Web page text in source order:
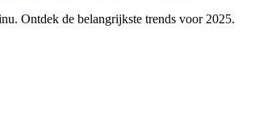
Ontdek de belangrijkste trends voor 2025.